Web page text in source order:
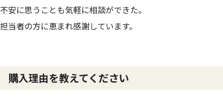
不安に思うことも気軽に相談ができた。
担当者の方に恵まれ感謝しています。
購入理由を教えてください